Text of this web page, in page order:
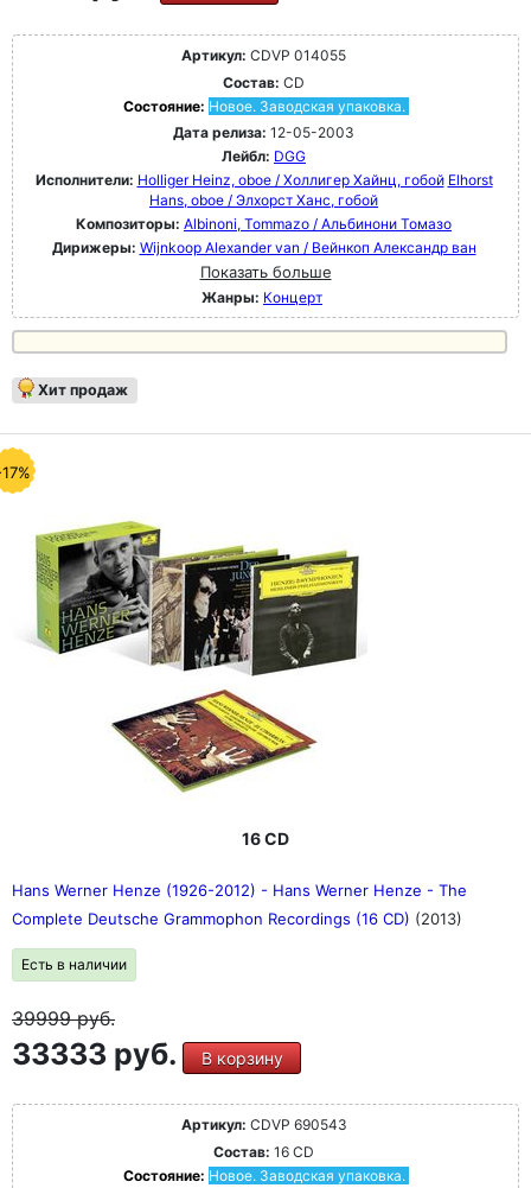
Артикул: CDVP 014055
Состав: CD
Состояние: Новое. Заводская упаковка.
Дата релиза: 12-05-2003
Лейбл: DGG
Исполнители: Holliger Heinz, oboe / Холлигер Хайнц, гобой Elhorst
Hans, oboe / Элхорст Ханс, гобой
Композиторы: Albinoni, Tommazo / Альбинони Томазо
Дирижеры: Wijnkoop Alexander van / Вейнкоп Александр ван
Показать больше
Жанры: Концерт
Хит продаж
16 CD
Hans Werner Henze (1926-2012) - Hans Werner Henze - The
Complete Deutsche Grammophon Recordings (16 CD) (2013)
Есть в наличии
39999руб.
33333 руб. В корзину
Артикул: CDVP 690543
Состав: 16 CD
Состояние: Новое. Заводская упаковка.